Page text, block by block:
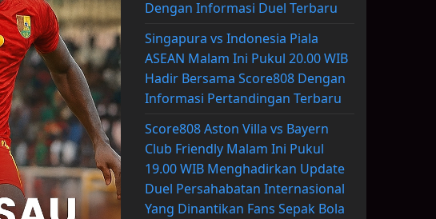
Dengan Informasi Duel Terbaru
Singapura vs Indonesia Piala
ASEAN Malam Ini Pukul 20.00 WIB
Hadir Bersama Score808 Dengan
Informasi Pertandingan Terbaru
Score808 Aston Villa vs Bayern
Club Friendly Malam Ini Pukul
19.00 WIB Menghadirkan Update
Duel Persahabatan Internasional
Yang Dinantikan Fans Sepak Bola